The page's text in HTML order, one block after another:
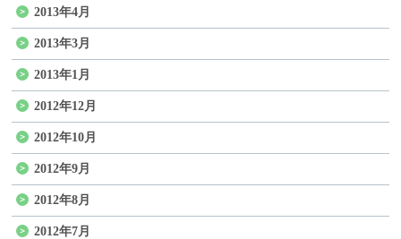
2013年4月
2013年3月
2013年1月
2012年12月
2012年10月
2012年9月
2012年8月
2012年7月